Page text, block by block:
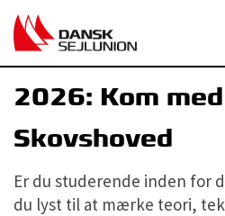
OMT Maritime
2026: Kom
Skovshoved
Er du studerende inden for
du lyst til at mærke teori,